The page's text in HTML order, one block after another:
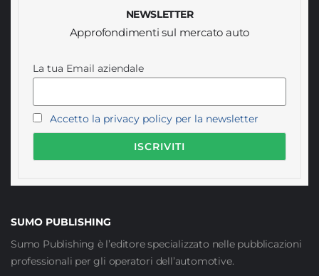
NEWSLETTER
Approfondimenti sul mercato auto
La tua Email aziendale
Accetto la privacy policy per la newsletter
SUMO PUBLISHING
Sumo Publishing è l’editore specializzato nelle pubblicazioni
professionali per gli operatori dell’automotive.